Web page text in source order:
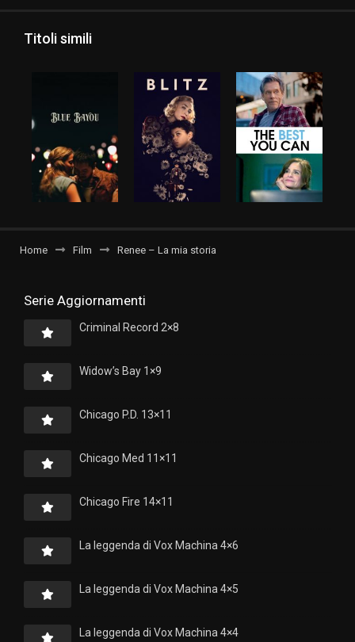
Titoli simili
Home Film Renee – La mia storia
Serie Aggiornamenti
Criminal Record 2×8
Widow’s Bay 1×9
Chicago P.D. 13×11
Chicago Med 11×11
Chicago Fire 14×11
La leggenda di Vox Machina 4×6
La leggenda di Vox Machina 4×5
La leggenda di Vox Machina 4×4